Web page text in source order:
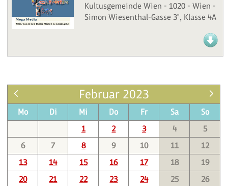
Kultusgemeinde Wien - 1020 - Wien -
Simon Wiesenthal-Gasse 3", Klasse 4A
Februar 2023
Mo Di Mi Do Fr Sa
So
1
2 3 4
5
6
7 8 9 10 11
12
13
14 15 16 17 18
19
20
21 22 23 24 25
26